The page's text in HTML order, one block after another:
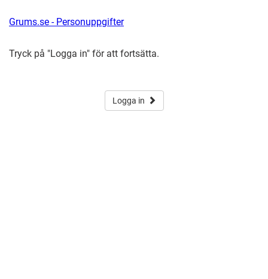
Grums.se - Personuppgifter
Tryck på "Logga in" för att fortsätta.
Logga in